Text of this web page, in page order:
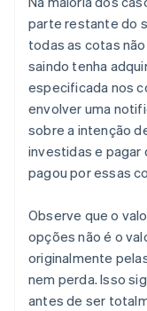
parte restante do
todas as cotas
saindo tenha
especificada nos
envolver uma
sobre a intenção
investidas e pagar
pagou por essas
Observe que o
opções não é o
originalmente
nem perda. Isso
antes de ser